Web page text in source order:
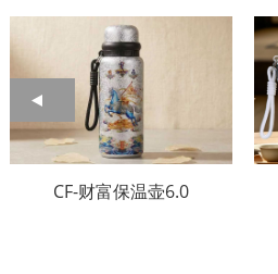
CF-财富保温壶6.0